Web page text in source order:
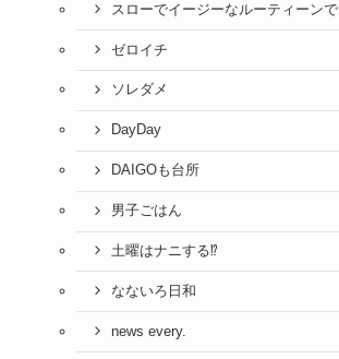
スローでイージーなルーティーンで
ゼロイチ
ソレダメ
DayDay
DAIGOも台所
男子ごはん
土曜はナニする⁉
なないろ日和
news every.